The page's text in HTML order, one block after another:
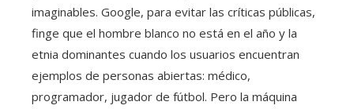
imaginables. Google, para evitar las críticas públicas,
finge que el hombre blanco no está en el año y la
etnia dominantes cuando los usuarios encuentran
ejemplos de personas abiertas: médico,
programador, jugador de fútbol. Pero la máquina